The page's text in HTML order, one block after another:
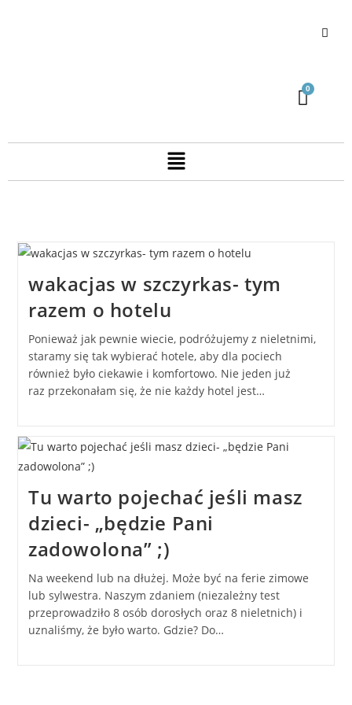
wakacjas w szczyrkas- tym
razem o hotelu
Ponieważ jak pewnie wiecie, podróżujemy z nieletnimi,
staramy się tak wybierać hotele, aby dla pociech
również było ciekawie i komfortowo. Nie jeden już
raz przekonałam się, że nie każdy hotel jest…
Tu warto pojechać jeśli masz
dzieci- „będzie Pani
zadowolona” ;)
Na weekend lub na dłużej. Może być na ferie zimowe
lub sylwestra. Naszym zdaniem (niezależny test
przeprowadziło 8 osób dorosłych oraz 8 nieletnich) i
uznaliśmy, że było warto. Gdzie? Do…